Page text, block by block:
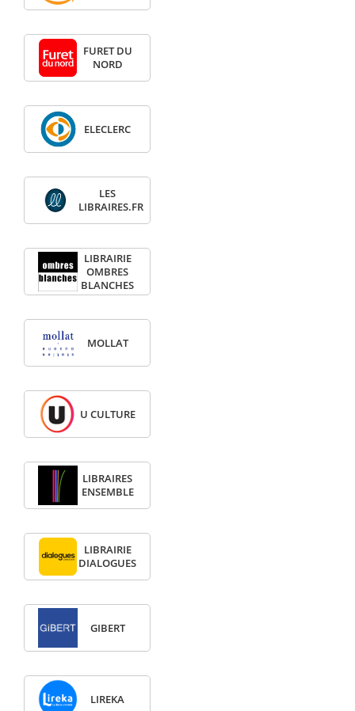
FURET DU
NORD
ELECLERC
LES
LIBRAIRES.FR
LIBRAIRIE
OMBRES
BLANCHES
MOLLAT
U CULTURE
LIBRAIRES
ENSEMBLE
LIBRAIRIE
DIALOGUES
GIBERT
LIREKA